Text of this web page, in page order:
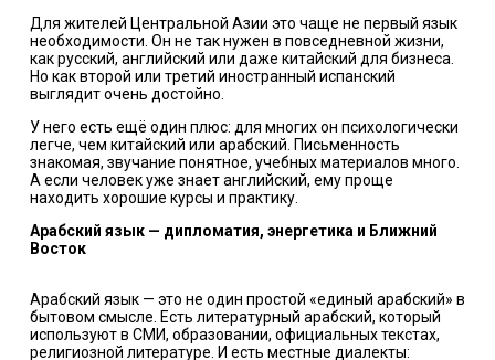
Для жителей Центральной Азии это чаще не первый язык
необходимости. Он не так нужен в повседневной жизни,
как русский, английский или даже китайский для бизнеса.
Но как второй или третий иностранный испанский
выглядит очень достойно.
У него есть ещё один плюс: для многих он психологически
легче, чем китайский или арабский. Письменность
знакомая, звучание понятное, учебных материалов много.
А если человек уже знает английский, ему проще
находить хорошие курсы и практику.
Арабский язык — дипломатия, энергетика и Ближний
Восток
Арабский язык — это не один простой «единый арабский» в
бытовом смысле. Есть литературный арабский, который
используют в СМИ, образовании, официальных текстах,
религиозной литературе. И есть местные диалекты: